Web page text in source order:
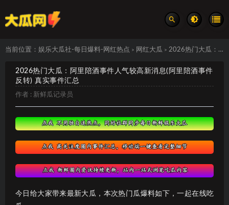
当前位置： 娱乐大瓜社-每日爆料-网红热点 > 网红大瓜 > 2026热门大瓜：阿里陪酒事件人气较高新消息(阿里陪酒事件反转) 真实事件汇总
2026热门大瓜：阿里陪酒事件人气较高新消息(阿里陪酒事件
反转) 真实事件汇总
作者 : 新鲜瓜记录员
今日给大家带来最新大瓜，本次热门瓜爆料如下，一起在线吃